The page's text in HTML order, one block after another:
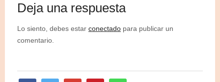
Deja una respuesta
Lo siento, debes estar conectado para publicar un
comentario.